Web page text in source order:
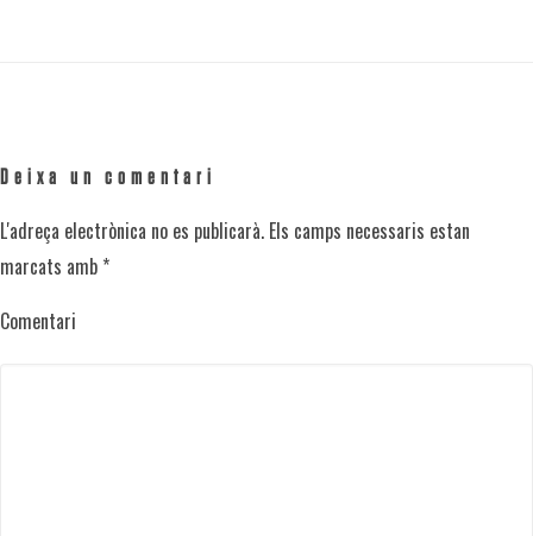
Deixa un comentari
L'adreça electrònica no es publicarà. Els camps necessaris estan
marcats amb *
Comentari